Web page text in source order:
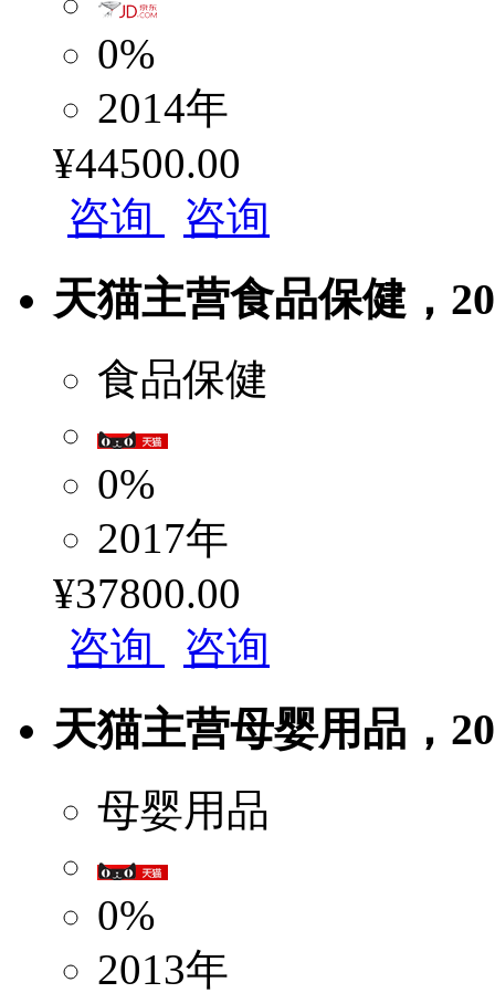
0%
2014年
¥44500.00
咨询
咨询
天猫主营食品保健，
食品保健
0%
2017年
¥37800.00
咨询
咨询
天猫主营母婴用品，
母婴用品
0%
2013年